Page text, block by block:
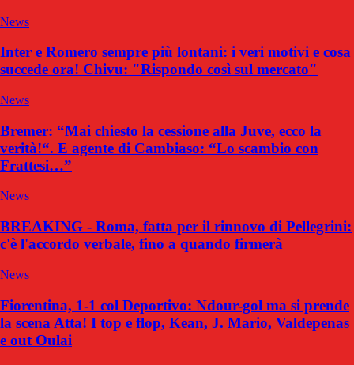
News
Inter e Romero sempre più lontani: i veri motivi e cosa
succede ora! Chivu: "Rispondo così sul mercato"
News
Bremer: “Mai chiesto la cessione alla Juve, ecco la
verità!“. E agente di Cambiaso: “Lo scambio con
Frattesi…”
News
BREAKING - Roma, fatta per il rinnovo di Pellegrini:
c'è l'accordo verbale, fino a quando firmerà
News
Fiorentina, 1-1 col Deportivo: Ndour-gol ma si prende
la scena Atta! I top e flop, Kean, J. Mario, Valdepenas
e out Oulai